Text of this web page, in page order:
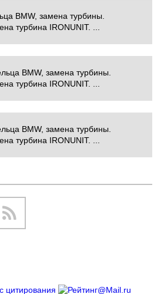
BMW, замена турбины.
турбина IRONUNIT. ...
BMW, замена турбины.
турбина IRONUNIT. ...
BMW, замена турбины.
турбина IRONUNIT. ...